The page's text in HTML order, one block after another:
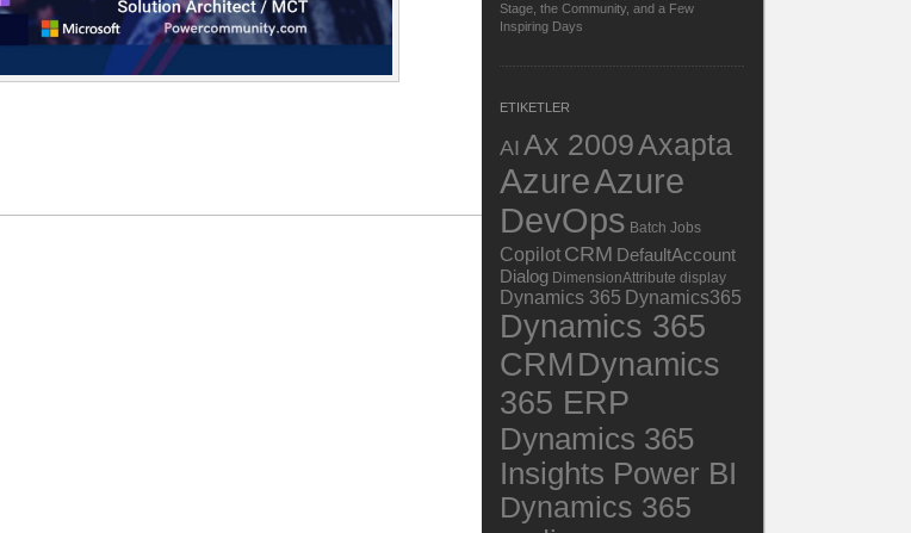
Stage, the Community, and a Few
Inspiring Days
ETIKETLER
AI Ax 2009Axapta
AzureAzure
DevOps Batch Jobs
Copilot CRM DefaultAccount
Dialog DimensionAttribute display
Dynamics 365 Dynamics365
Dynamics 365
CRM Dynamics
365 ERP
Dynamics 365
Insights Power BI
Dynamics 365